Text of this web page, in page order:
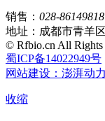
销售： 028-86149818
地址：成都市青羊
© Rfbio.cn All Rights
蜀ICP备14022949号
网站建设：澎湃动力
收缩